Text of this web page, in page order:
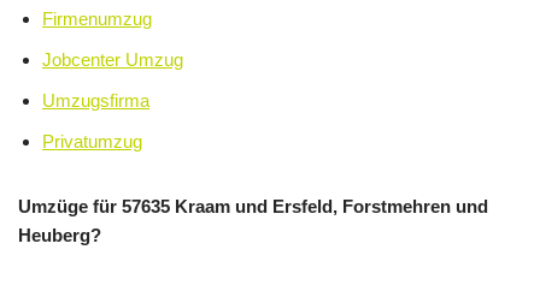
Firmenumzug
Jobcenter Umzug
Umzugsfirma
Privatumzug
Umzüge für 57635 Kraam und Ersfeld, Forstmehren und
Heuberg?